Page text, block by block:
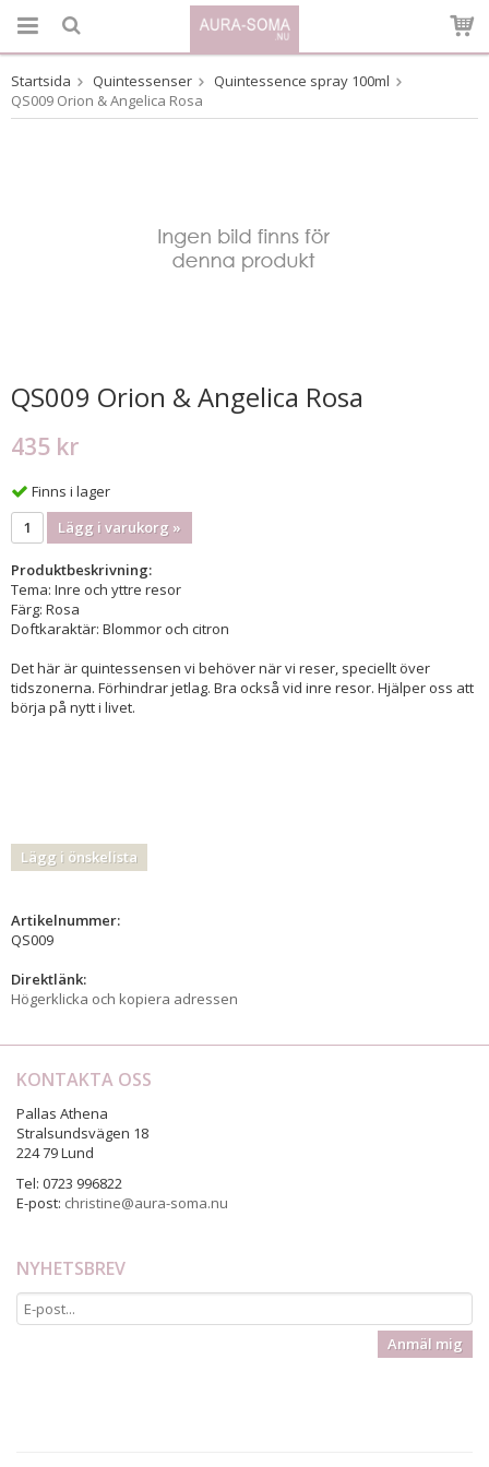
Produkten har blivit tillagd i varukorgen
Startsida Quintessenser
Quintessence spray 100ml
QS009 Orion & Angelica Rosa
QS009 Orion & Angelica Rosa
435 kr
Finns i lager
Lägg i varukorg »
Produktbeskrivning:
Tema: Inre och yttre resor
Färg: Rosa
Doftkaraktär: Blommor och citron
Det här är quintessensen vi behöver när vi reser, speciellt över
tidszonerna. Förhindrar jetlag. Bra också vid inre resor. Hjälper oss att
börja på nytt i livet.
Lägg i önskelista
Artikelnummer:
QS009
Direktlänk:
Högerklicka och kopiera adressen
KONTAKTA OSS
Pallas Athena
Stralsundsvägen 18
224 79 Lund
Tel: 0723 996822
E-post: christine@aura-soma.nu
NYHETSBREV
Anmäl mig